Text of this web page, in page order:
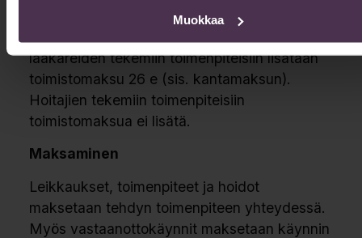
Muokkaa
lääkäreiden tekemiin toimenpiteisiin lisätään
toimistomaksu 26 e (sis. kantamaksun).
Hoitajien tekemiin toimenpiteisiin
toimistomaksua ei lisätä.
Maksaminen
Leikkaukset, toimenpiteet ja hoidot
maksetaan tehdyn toimenpiteen yhteydessä.
Myös vastaanottokäynnit maksetaan käynnin